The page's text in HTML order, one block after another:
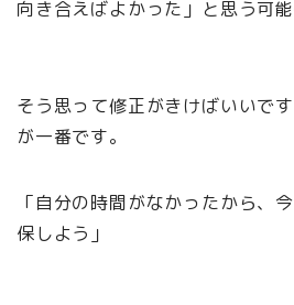
向き合えばよかった」と思う可能
そう思って修正がきけばいいで
が一番です。
「自分の時間がなかったから、
保しよう」